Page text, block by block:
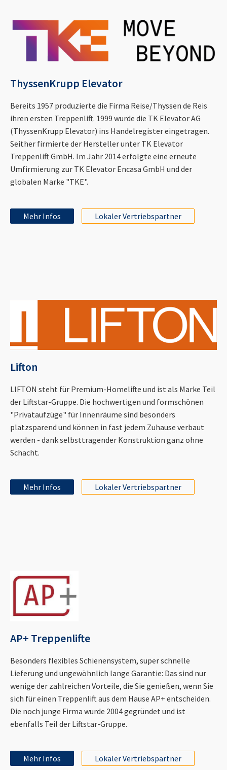
ThyssenKrupp Elevator
Bereits 1957 produzierte die Firma Reise/Thyssen de Reis
ihren ersten Treppenlift. 1999 wurde die TK Elevator AG
(ThyssenKrupp Elevator) ins Handelregister eingetragen.
Seither firmierte der Hersteller unter TK Elevator
Treppenlift GmbH. Im Jahr 2014 erfolgte eine erneute
Umfirmierung zur TK Elevator Encasa GmbH und der
globalen Marke "TKE".
Mehr Infos Lokaler Vertriebspartner
Lifton
LIFTON steht für Premium-Homelifte und ist als Marke Teil
der Liftstar-Gruppe. Die hochwertigen und formschönen
"Privataufzüge" für Innenräume sind besonders
platzsparend und können in fast jedem Zuhause verbaut
werden - dank selbsttragender Konstruktion ganz ohne
Schacht.
Mehr Infos Lokaler Vertriebspartner
AP+ Treppenlifte
Besonders flexibles Schienensystem, super schnelle
Lieferung und ungewöhnlich lange Garantie: Das sind nur
wenige der zahlreichen Vorteile, die Sie genießen, wenn Sie
sich für einen Treppenlift aus dem Hause AP+ entscheiden.
Die noch junge Firma wurde 2004 gegründet und ist
ebenfalls Teil der Liftstar-Gruppe.
Mehr Infos Lokaler Vertriebspartner